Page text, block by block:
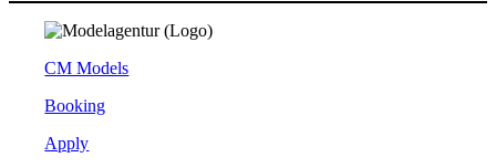
CM Models
Booking
Apply